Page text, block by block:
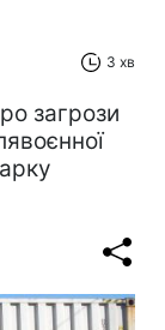
3 хв
загрози